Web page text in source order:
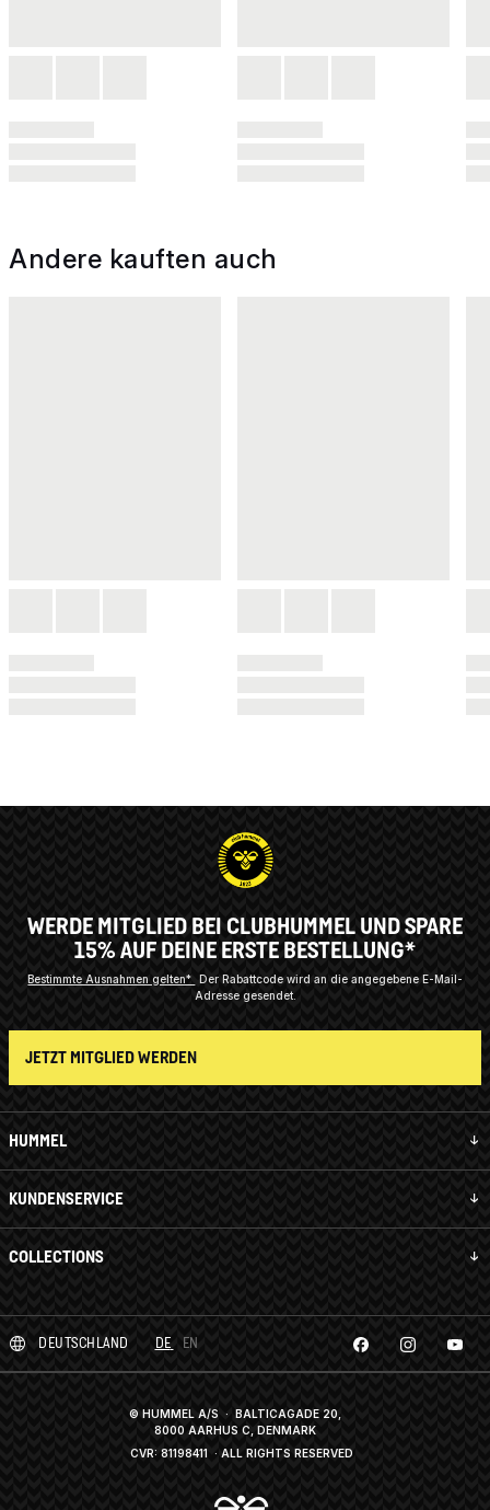
Andere kauften auch
HUMMEL
KUNDENSERVICE
COLLECTIONS
WERDE MITGLIED BEI CLUBHUMMEL UND SPARE
15% AUF DEINE ERSTE BESTELLUNG*
Bestimmte Ausnahmen gelten* Der Rabattcode wird an die angegebene E-Mail-
Adresse gesendet.
JETZT MITGLIED WERDEN
DEUTSCHLAND DE EN
© HUMMEL A/S · BALTICAGADE 20,
8000 AARHUS C, DENMARK
CVR: 81198411 · ALL RIGHTS RESERVED